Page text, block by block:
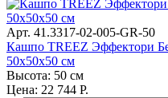
Арт. 41.3317-02-005-GR-50
Кашпо TREEZ Эффектори
50х50х50 см
Высота: 50 см
Цена: 22 744 Р.